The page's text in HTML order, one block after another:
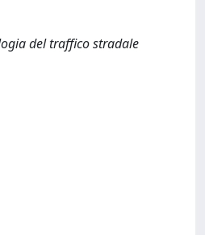
del traffico stradale